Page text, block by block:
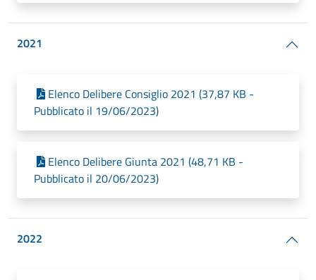
2021
Elenco Delibere Consiglio 2021 (37,87 KB -
Pubblicato il 19/06/2023)
Elenco Delibere Giunta 2021 (48,71 KB -
Pubblicato il 20/06/2023)
2022